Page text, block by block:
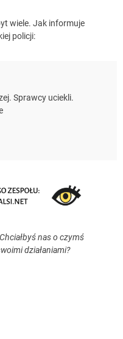
wiele. Jak informuje
policji:
Sprawcy uciekli.
nas o czymś
działaniami?